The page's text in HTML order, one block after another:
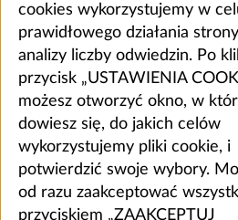
cookies wykorzystujemy w
prawidłowego działania
analizy liczby odwiedzin. Po
przycisk „USTAWIENIA
możesz otworzyć okno, w
dowiesz się, do jakich celów
wykorzystujemy pliki cookie, i
potwierdzić swoje wybory.
od razu zaakceptować
przyciskiem „ZAAKCEPTUJ